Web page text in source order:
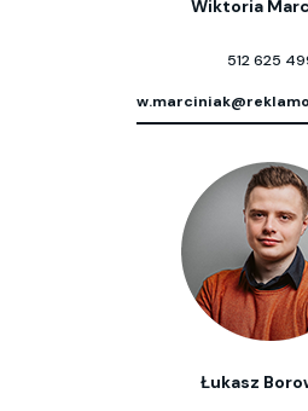
Wiktoria
512 625
Łukasz